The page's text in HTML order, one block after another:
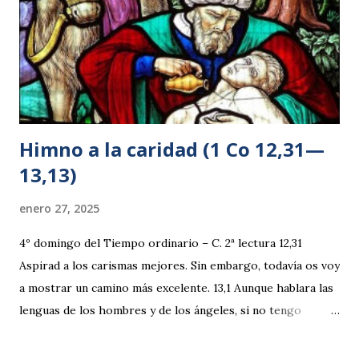
cinco panes de cebada y do...
Himno a la caridad (1 Co 12,31—
13,13)
enero 27, 2025
4º domingo del Tiempo ordinario – C. 2ª lectura 12,31
Aspirad a los carismas mejores. Sin embargo, todavía os voy
a mostrar un camino más excelente. 13,1 Aunque hablara las
lenguas de los hombres y de los ángeles, si no tengo